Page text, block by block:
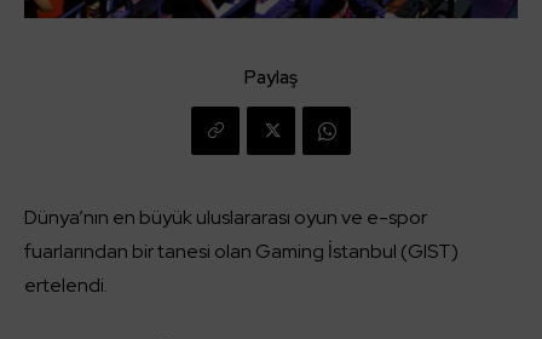
Paylaş
Dünya’nın en büyük uluslararası oyun ve e-spor
fuarlarından bir tanesi olan Gaming İstanbul (GIST)
ertelendi.